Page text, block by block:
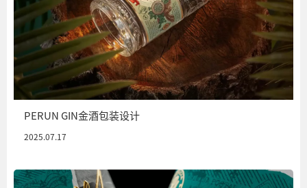
PERUN GIN金酒包装设计
2025.07.17